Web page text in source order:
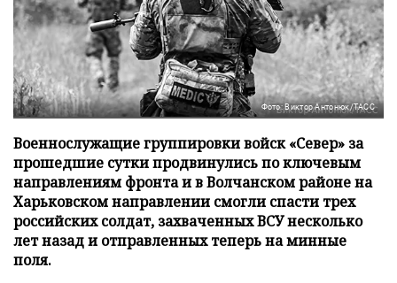
Фото: Виктор Антонюк/ТАСС
Военнослужащие группировки войск «Север» за
прошедшие сутки продвинулись по ключевым
направлениям фронта и в Волчанском районе на
Харьковском направлении смогли спасти трех
российских солдат, захваченных ВСУ несколько
лет назад и отправленных теперь на минные
поля.